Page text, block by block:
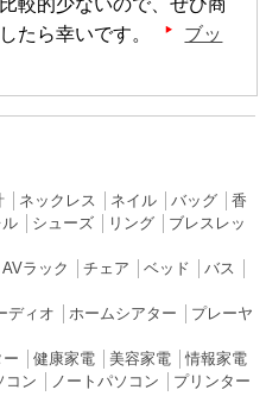
たら幸いです。
ブッ
│ ネックレス ネイル│ バッグ│ 香
│ シューズ│ リング│ ブレスレッ
AVラック チェア ベッド バス
ディオ ホームシアター
プレーヤ
ー 健康家電│ 美容家電│情報家電
コン ノートパソコン
プリンター